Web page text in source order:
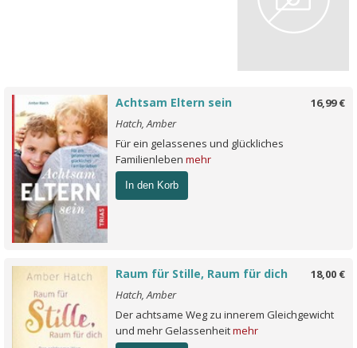
16,99 €
Achtsam Eltern sein
Hatch, Amber
Für ein gelassenes und glückliches
Familienleben mehr
In den Korb
18,00 €
Raum für Stille, Raum für dich
Hatch, Amber
Der achtsame Weg zu innerem Gleichgewicht
und mehr Gelassenheitmehr